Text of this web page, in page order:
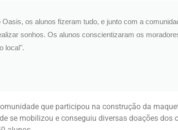
os alunos fizeram tudo, e junto com a
sonhos. Os alunos conscientizaram os
local".
que participou na construção da
se mobilizou e conseguiu diversas doações